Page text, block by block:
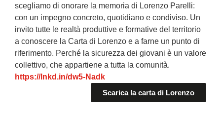
scegliamo di onorare la memoria di Lorenzo Parelli:
con un impegno concreto, quotidiano e condiviso. Un
invito tutte le realtà produttive e formative del territorio
a conoscere la Carta di Lorenzo e a farne un punto di
riferimento. Perché la sicurezza dei giovani è un valore
collettivo, che appartiene a tutta la comunità.
https://lnkd.in/dw5-Nadk
Scarica la carta di Lorenzo